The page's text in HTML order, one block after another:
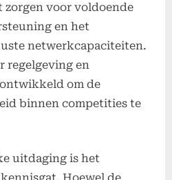
zorgen voor voldoende
en het
netwerkcapaciteiten.
regelgeving en
om de
binnen competities te
uitdaging is het